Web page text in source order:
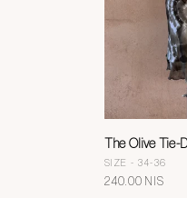
The Olive Tie-
SIZE - 34-36
מחיר
240.00 NIS